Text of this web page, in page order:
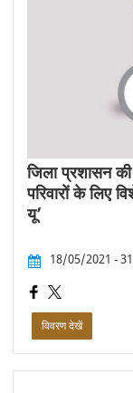
जिला प्रशासन
परिवारों के लिए
यू’
18/05/2021 -
विवरण देखें